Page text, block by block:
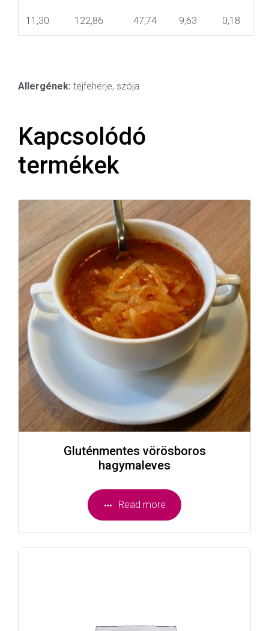
11,30 122,86 47,74 9,63 0,18
Allergének: tejfehérje, szója
Kapcsolódó
termékek
Gluténmentes vörösboros
hagymaleves
Read more